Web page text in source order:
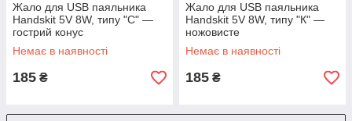
Жало для USB паяльника
Handskit 5V 8W, типу "C" —
гострий конус
Немає в наявності
185 ₴
Жало для USB паяльника
Handskit 5V 8W, типу "К" —
ножовисте
Немає в наявності
185 ₴